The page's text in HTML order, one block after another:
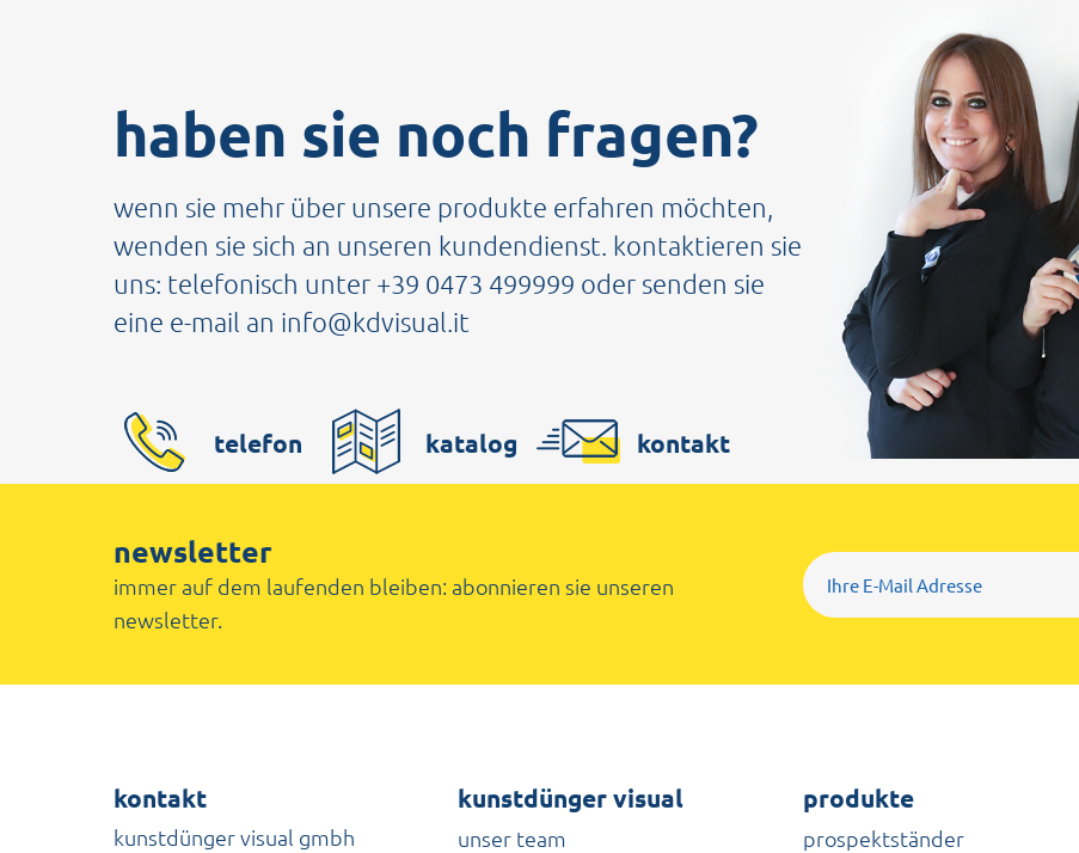
haben sie noch fragen?
wenn sie mehr über unsere produkte erfahren möchten,
wenden sie sich an unseren kundendienst. kontaktieren sie
uns: telefonisch unter +39 0473 499999 oder senden sie
eine e-mail an info@kdvisual.it
telefon katalog kontakt
newsletter
immer auf dem laufenden bleiben: abonnieren sie unseren
newsletter.
kontakt
kunstdünger visual gmbh
kunstdünger visual
unser team
produkte
prospektständer